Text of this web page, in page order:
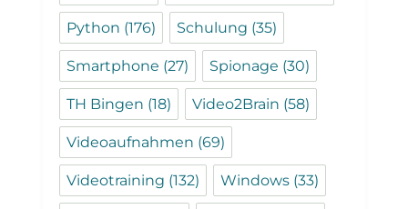
Python (176) Schulung (35)
Smartphone (27) Spionage (30)
TH Bingen (18) Video2Brain (58)
Videoaufnahmen (69)
Videotraining (132) Windows (33)